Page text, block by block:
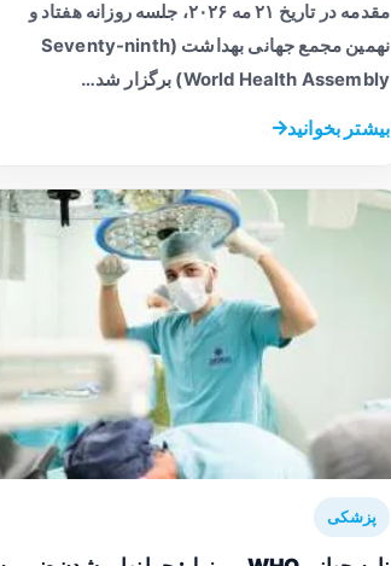
مقدمه در تاریخ ۲۱ مه ۲۰۲۶، جلسه روزانه هفتاد و
نهمین مجمع جهانی بهداشت (Seventy-ninth
World Health Assembly) برگزار شد…
بیشتر بخوانید
پزشکی